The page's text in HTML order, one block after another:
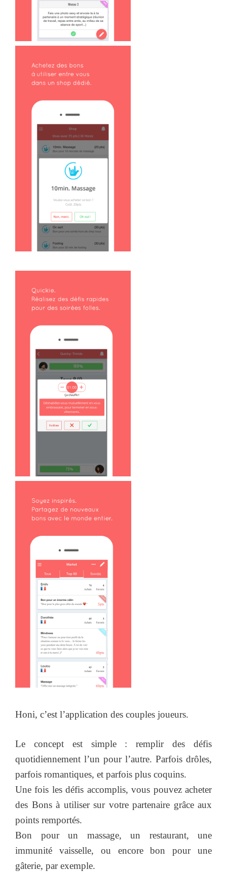
Honi, c’est l’application des couples joueurs.
Le concept est simple : remplir des défis
quotidiennement l’un pour l’autre. Parfois drôles,
parfois romantiques, et parfois plus coquins.
Une fois les défis accomplis, vous pouvez acheter
des Bons à utiliser sur votre partenaire grâce aux
points remportés.
Bon pour un massage, un restaurant, une
immunité vaisselle, ou encore bon pour une
gâterie, par exemple.